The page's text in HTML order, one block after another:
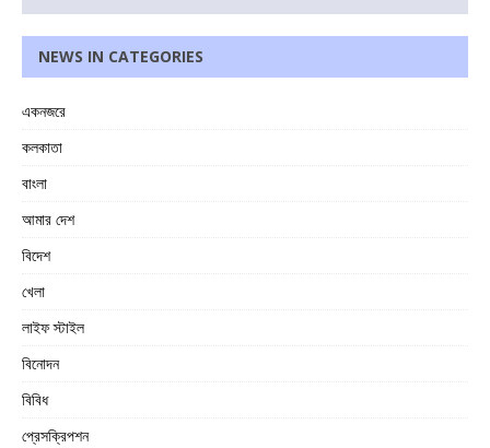
NEWS IN CATEGORIES
একনজরে
কলকাতা
বাংলা
আমার দেশ
বিদেশ
খেলা
লাইফ স্টাইল
বিনোদন
বিবিধ
প্রেসক্রিপশন